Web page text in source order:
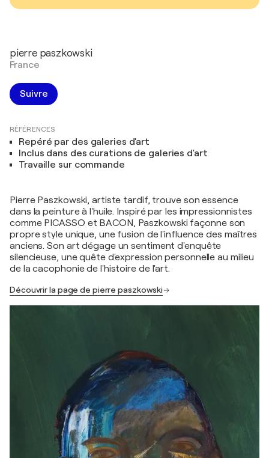
pierre paszkowski
France
Suivre
RÉFÉRENCES
Repéré par des galeries d'art
Inclus dans des curations de galeries d'art
Travaille sur commande
Pierre Paszkowski, artiste tardif, trouve son essence
dans la peinture à l'huile. Inspiré par les impressionnistes
comme PICASSO et BACON, Paszkowski façonne son
propre style unique, une fusion de l'influence des maîtres
anciens. Son art dégage un sentiment d'enquête
silencieuse, une quête d'expression personnelle au milieu
de la cacophonie de l'histoire de l'art.
Découvrir la page de pierre paszkowski